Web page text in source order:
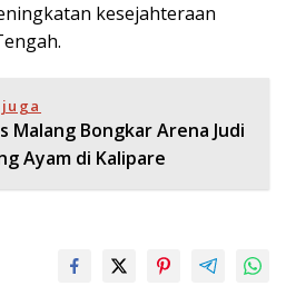
kesejahteraan
Malang Bongkar Arena Judi
Ayam di Kalipare